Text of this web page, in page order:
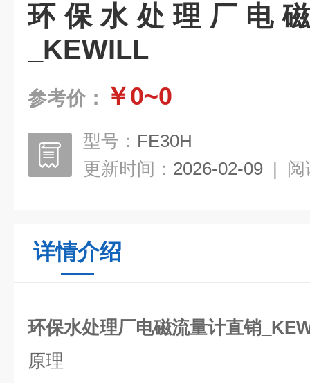
环保水处理厂电
_KEWILL
参考价： ￥0~0
型号： FE30H
更新时间： 2026-02-09 | 阅
详情介绍
环保水处理厂电磁流量计直销
原理